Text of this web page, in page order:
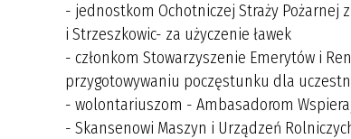
- jednostkom Ochotniczej Straży Pożarnej z
i Strzeszkowic- za użyczenie ławek
- członkom Stowarzyszenie Emerytów i
przygotowywaniu poczęstunku dla
- wolontariuszom - Ambasadorom
- Skansenowi Maszyn i Urządzeń